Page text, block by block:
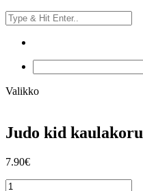
Valikko
Judo kid kaulakoru
7.90€
Judo